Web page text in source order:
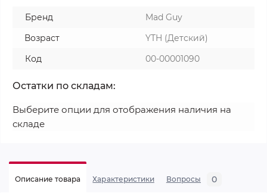
Бренд
Mad Guy
Возраст
YTH (Детский)
Код
00-00001090
Остатки по складам:
Выберите опции для отображения наличия на
складе
Описание товара Характеристики Вопросы 0